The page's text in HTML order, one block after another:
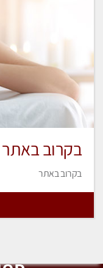
בקרוב באתר
בקרוב באתר